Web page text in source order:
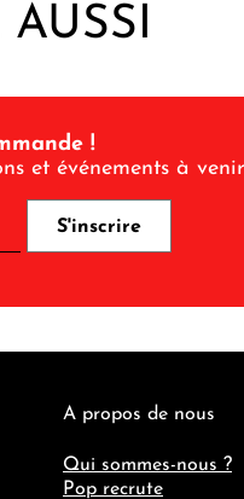
!
et événements à
A propos de nous
Qui sommes-nous ?
Pop recrute